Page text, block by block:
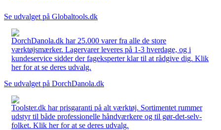
Se udvalget på Globaltools.dk
DorchDanola.dk har 25.000 varer fra alle de store
værktøjsmærker. Lagervarer leveres på 1-3 hverdage, og i
kundeservice sidder der fageksperter klar til at rådgive dig. Klik
her for at se deres udvalg.
Se udvalget på DorchDanola.dk
Toolster.dk har prisgaranti på alt værktøj. Sortimentet rummer
udstyr til både professionelle håndværkere og til gør-det-selv-
folket. Klik her for at se deres udvalg.